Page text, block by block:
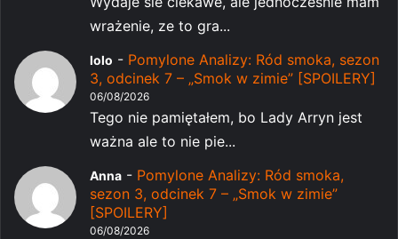
wrażenie, ze to gra...
lolo - Pomylone Analizy: Ród smoka, sezon
3, odcinek 7 – „Smok w zimie” [SPOILERY]
06/08/2026
Tego nie pamiętałem, bo Lady Arryn jest
ważna ale to nie pie...
Anna - Pomylone Analizy: Ród smoka,
sezon 3, odcinek 7 – „Smok w zimie”
[SPOILERY]
06/08/2026